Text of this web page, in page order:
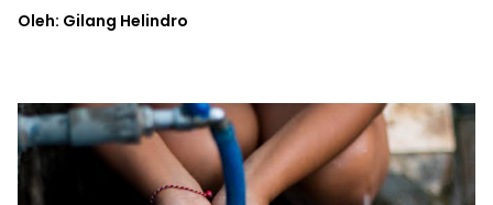
Oleh: Gilang Helindro